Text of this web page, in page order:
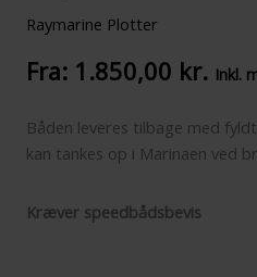
Raymarine Plotter
Fra: 1.850,00 kr. Inkl.
Båden leveres tilbage med
kan tankes op i Marinaen ved
Kræver speedbådsbevis